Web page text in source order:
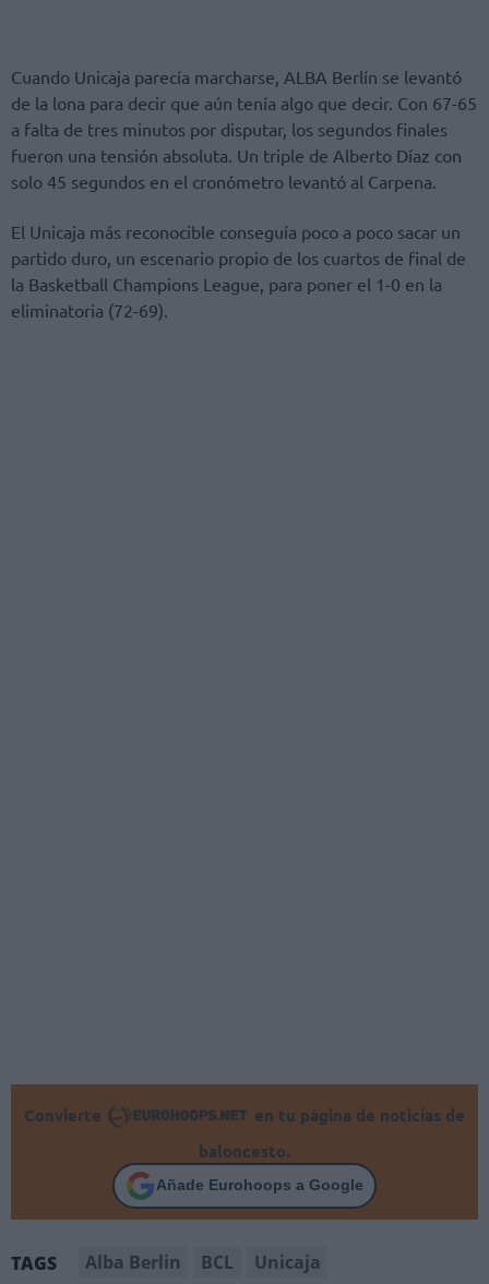
Cuando Unicaja parecía marcharse, ALBA Berlín se levantó
de la lona para decir que aún tenía algo que decir. Con 67-65
a falta de tres minutos por disputar, los segundos finales
fueron una tensión absoluta. Un triple de Alberto Díaz con
solo 45 segundos en el cronómetro levantó al Carpena.
El Unicaja más reconocible conseguía poco a poco sacar un
partido duro, un escenario propio de los cuartos de final de
la Basketball Champions League, para poner el 1-0 en la
eliminatoria (72-69).
Convierte
en tu página de noticias de
baloncesto.
Añade Eurohoops a Google
TAGS Alba Berlin BCL Unicaja